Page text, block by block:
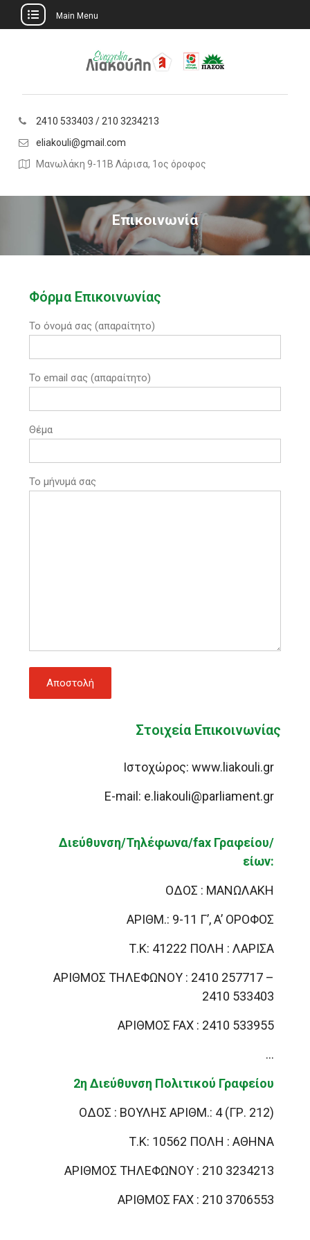
Main Menu
2410 533403 / 210 3234213
eliakouli@gmail.com
Μανωλάκη 9-11Β Λάρισα, 1ος όροφος
Επικοινωνία
Φόρμα Επικοινωνίας
Το όνομά σας (απαραίτητο)
Το email σας (απαραίτητο)
Θέμα
Το μήνυμά σας
Στοιχεία Επικοινωνίας
Ιστοχώρος: www.liakouli.gr
E-mail: e.liakouli@parliament.gr
Διεύθυνση/Τηλέφωνα/fax Γραφείου/
είων:
ΟΔΟΣ : ΜΑΝΩΛΑΚΗ
ΑΡΙΘΜ.: 9-11 Γ’, A’ ΟΡΟΦΟΣ
Τ.Κ: 41222 ΠΟΛΗ : ΛΑΡΙΣΑ
ΑΡΙΘΜΟΣ ΤΗΛΕΦΩΝΟΥ : 2410 257717 –
2410 533403
ΑΡΙΘΜΟΣ FAX : 2410 533955
…
2η Διεύθυνση Πολιτικού Γραφείου
ΟΔΟΣ : ΒΟΥΛΗΣ ΑΡΙΘΜ.: 4 (ΓΡ. 212)
Τ.Κ: 10562 ΠΟΛΗ : ΑΘΗΝΑ
ΑΡΙΘΜΟΣ ΤΗΛΕΦΩΝΟΥ : 210 3234213
ΑΡΙΘΜΟΣ FAX : 210 3706553